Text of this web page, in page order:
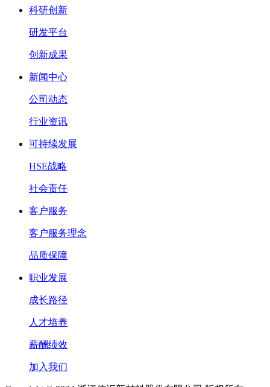
科研创新
研发平台
创新成果
新闻中心
公司动态
行业资讯
可持续发展
HSE战略
社会责任
客户服务
客户服务理念
品质保障
职业发展
成长路径
人才培养
薪酬绩效
加入我们